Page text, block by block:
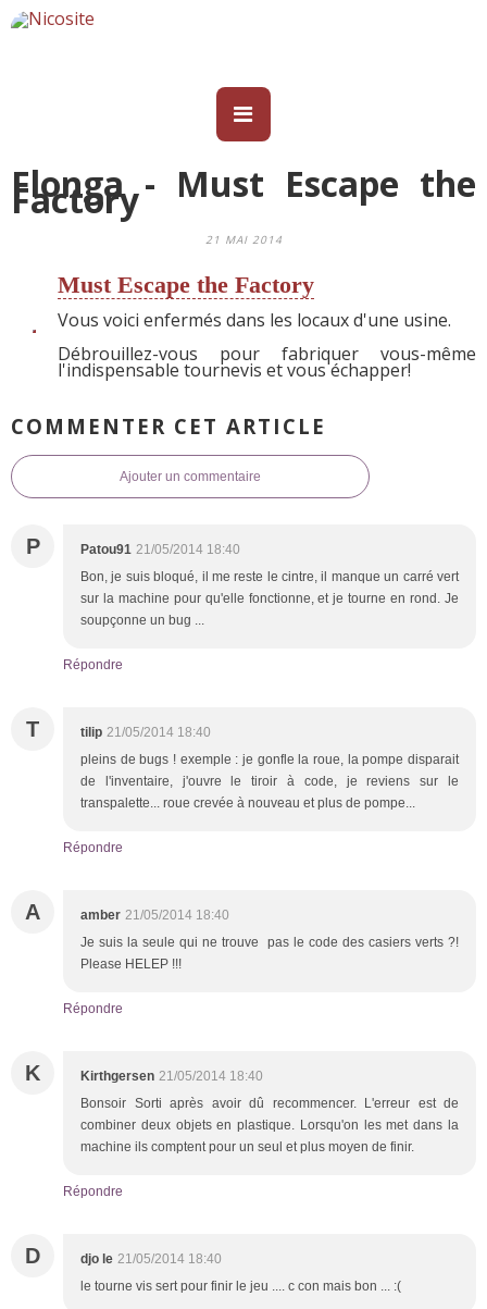
Flonga - Must Escape the
Factory
21 MAI 2014
Must Escape the Factory
Vous voici enfermés dans les locaux d'une usine.
Débrouillez-vous pour fabriquer vous-même
l'indispensable tournevis et vous échapper!
COMMENTER CET ARTICLE
Ajouter un commentaire
P Patou91 21/05/2014 18:40
Bon, je suis bloqué, il me reste le cintre, il manque un carré vert
sur la machine pour qu'elle fonctionne, et je tourne en rond. Je
soupçonne un bug ...
Répondre
T tilip 21/05/2014 18:40
pleins de bugs ! exemple : je gonfle la roue, la pompe disparait
de l'inventaire, j'ouvre le tiroir à code, je reviens sur le
transpalette... roue crevée à nouveau et plus de pompe...
Répondre
A amber 21/05/2014 18:40
Je suis la seule qui ne trouve pas le code des casiers verts ?!
Please HELEP !!!
Répondre
K Kirthgersen 21/05/2014 18:40
Bonsoir Sorti après avoir dû recommencer. L'erreur est de
combiner deux objets en plastique. Lorsqu'on les met dans la
machine ils comptent pour un seul et plus moyen de finir.
Répondre
D djo le 21/05/2014 18:40
le tourne vis sert pour finir le jeu .... c con mais bon ... :(